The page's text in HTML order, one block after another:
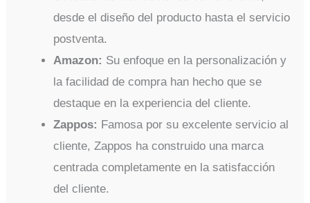
desde el diseño del producto hasta el servicio
postventa.
Amazon: Su enfoque en la personalización y
la facilidad de compra han hecho que se
destaque en la experiencia del cliente.
Zappos: Famosa por su excelente servicio al
cliente, Zappos ha construido una marca
centrada completamente en la satisfacción
del cliente.